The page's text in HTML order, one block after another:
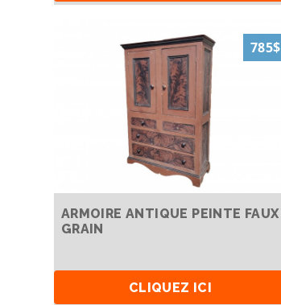
785$
ARMOIRE ANTIQUE PEINTE FAUX
GRAIN
CLIQUEZ ICI